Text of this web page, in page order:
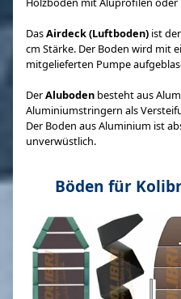
DasAirdeck (Luftboden) ist
cm Stärke. Der Boden wird mit
mitgelieferten Pumpe
DerAluboden besteht aus
Aluminiumstringern als
Der Boden aus Aluminium ist
unverwüstlich.
Böden für